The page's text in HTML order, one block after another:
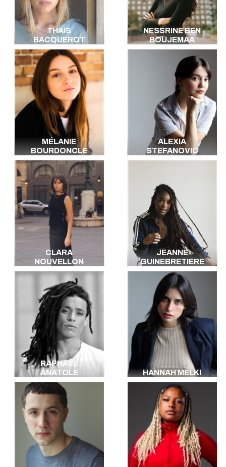
THAIS
BACQUEROT
NESSRINE BEN
BOUJEMAA
MÉLANIE
BOURDONCLE
ALEXIA
STEFANOVIC
CLARA
NOUVELLON
JEANNE
GUINEBRETIERE
RAPHAËL
ANATOLE
HANNAH MELKI